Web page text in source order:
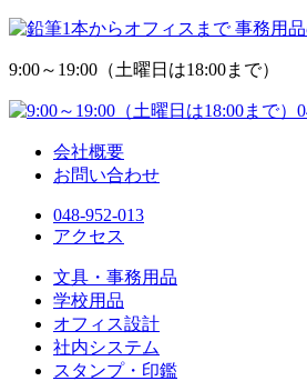
9:00～19:00（土曜日は18:00まで）
会社概要
お問い合わせ
048-952-013
アクセス
文具・事務用品
学校用品
オフィス設計
社内システム
スタンプ・印鑑